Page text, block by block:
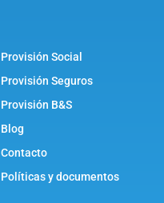
Provisión Social
Provisión Seguros
Provisión B&S
Blog
Contacto
Políticas y documentos